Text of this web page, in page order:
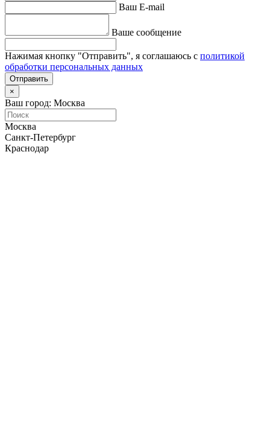
Ваш E-mail
Ваше сообщение
Нажимая кнопку "Отправить", я соглашаюсь с политикой
обработки персональных данных
Отправить
×
Ваш город: Москва
Москва
Санкт-Петербург
Краснодар